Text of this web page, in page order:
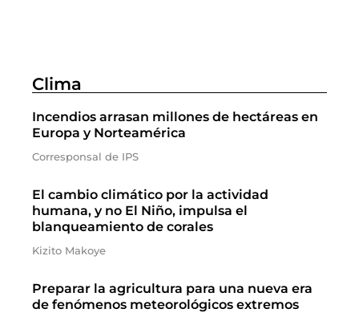
Clima
Incendios arrasan millones de hectáreas en
Europa y Norteamérica
Corresponsal de IPS
El cambio climático por la actividad
humana, y no El Niño, impulsa el
blanqueamiento de corales
Kizito Makoye
Preparar la agricultura para una nueva era
de fenómenos meteorológicos extremos